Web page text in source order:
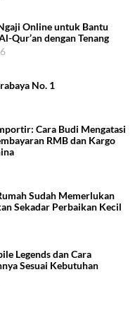
Online untuk Bantu
Qur’an dengan Tenang
No. 1
Cara Budi Mengatasi
RMB dan Kargo
Sudah Memerlukan
Sekadar Perbaikan Kecil
Legends dan Cara
Sesuai Kebutuhan